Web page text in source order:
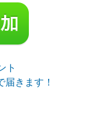
ト
きます！